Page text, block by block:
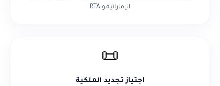
الإماراتية و RTA
📜
اجتياز تجديد الملكية